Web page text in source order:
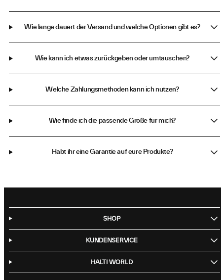
Wie lange dauert der Versand und welche Optionen gibt es?
Wie kann ich etwas zurückgeben oder umtauschen?
Welche Zahlungsmethoden kann ich nutzen?
Wie finde ich die passende Größe für mich?
Habt ihr eine Garantie auf eure Produkte?
SHOP
KUNDENSERVICE
HALTI WORLD